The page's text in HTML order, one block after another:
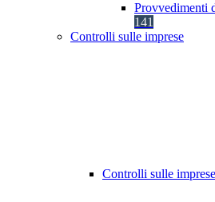
Provvedimenti
141
Controlli sulle imprese
Controlli sulle imprese